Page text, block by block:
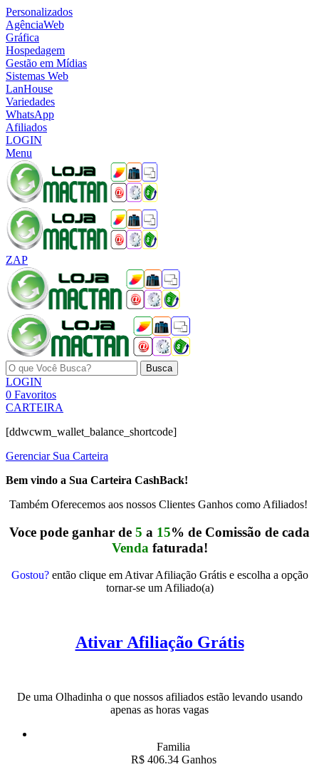
Personalizados
AgênciaWeb
Gráfica
Hospedagem
Gestão em Mídias
Sistemas Web
LanHouse
Variedades
WhatsApp
Afiliados
LOGIN
Menu
ZAP
Busca
LOGIN
0 Favoritos
CARTEIRA
[ddwcwm_wallet_balance_shortcode]
Gerenciar Sua Carteira
Bem vindo a Sua Carteira CashBack!
Também Oferecemos aos nossos Clientes Ganhos como Afiliados!
Voce pode ganhar de 5 a 15% de Comissão de cada
Venda faturada!
Gostou?então clique em Ativar Afiliação Grátis e escolha a opção
tornar-se um Afiliado(a)
Ativar Afiliação Grátis
De uma Olhadinha o que nossos afiliados estão levando usando
apenas as horas vagas
Familia
R$ 406.34 Ganhos